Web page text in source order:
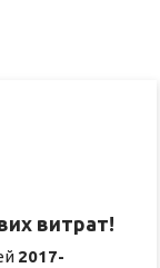
витрат!
2017-